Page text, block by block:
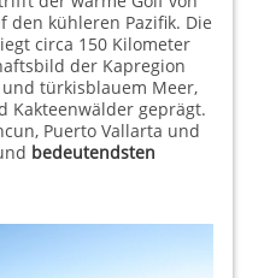
den kühleren Pazifik. Die
circa 150 Kilometer
der Kapregion
türkisblauem Meer,
Kakteenwälder geprägt.
Puerto Vallarta und
bedeutendsten